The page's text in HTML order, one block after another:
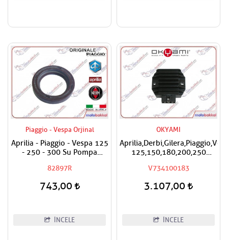
Piaggio - Vespa Orjinal
Aprilia - Piaggio - Vespa 125
- 250 - 300 Su Pompa
82897R
743,00
İNCELE
OKYAMI
125,150,180,200,250
V734100183
3.107,00
İNCELE